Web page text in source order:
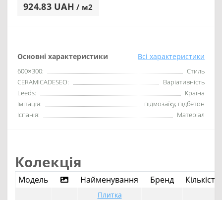
924.83 UAH / м2
Основні характеристики Всі характеристики
600×300:
Стиль
CERAMICADESEO:
Варіативність
Leeds:
Країна
Імітація:
підмозаїку, підбетон
Іспанія:
Матеріал
Колекція
Модель Найменування Бренд Кількість
Плитка